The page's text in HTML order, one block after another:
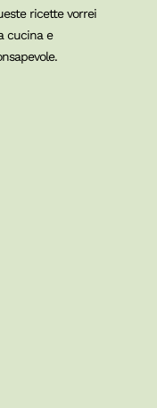
ricette vorrei
cucina e